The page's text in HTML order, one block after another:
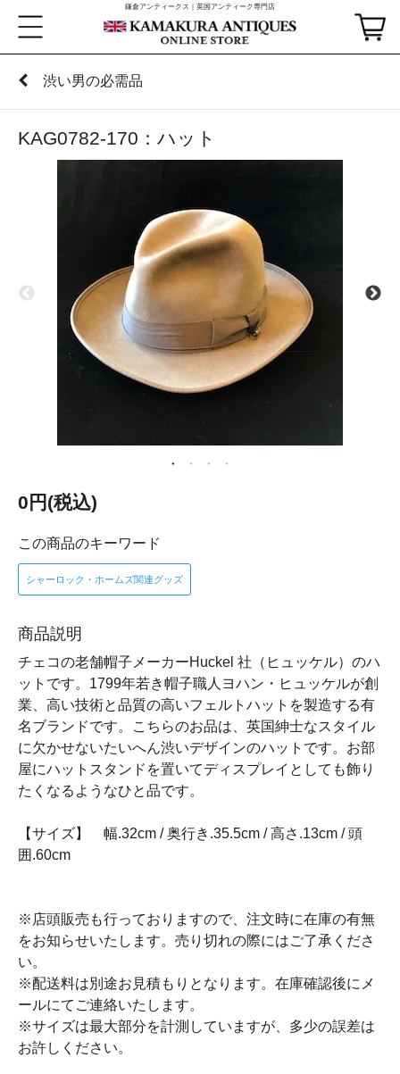
鎌倉アンティークス｜英国アンティーク専門店
渋い男の必需品
KAG0782-170：ハット
0円(税込)
この商品のキーワード
シャーロック・ホームズ関連グッズ
商品説明
チェコの老舗帽子メーカーHuckel 社（ヒュッケル）のハ
ットです。1799年若き帽子職人ヨハン・ヒュッケルが創
業、高い技術と品質の高いフェルトハットを製造する有
名ブランドです。こちらのお品は、英国紳士なスタイル
に欠かせないたいへん渋いデザインのハットです。お部
屋にハットスタンドを置いてディスプレイとしても飾り
たくなるようなひと品です。
【サイズ】 幅.32cm / 奥行き.35.5cm / 高さ.13cm / 頭
囲.60cm
※店頭販売も行っておりますので、注文時に在庫の有無
をお知らせいたします。売り切れの際にはご了承くださ
い。
※配送料は別途お見積もりとなります。在庫確認後にメ
ールにてご連絡いたします。
※サイズは最大部分を計測していますが、多少の誤差は
お許しください。